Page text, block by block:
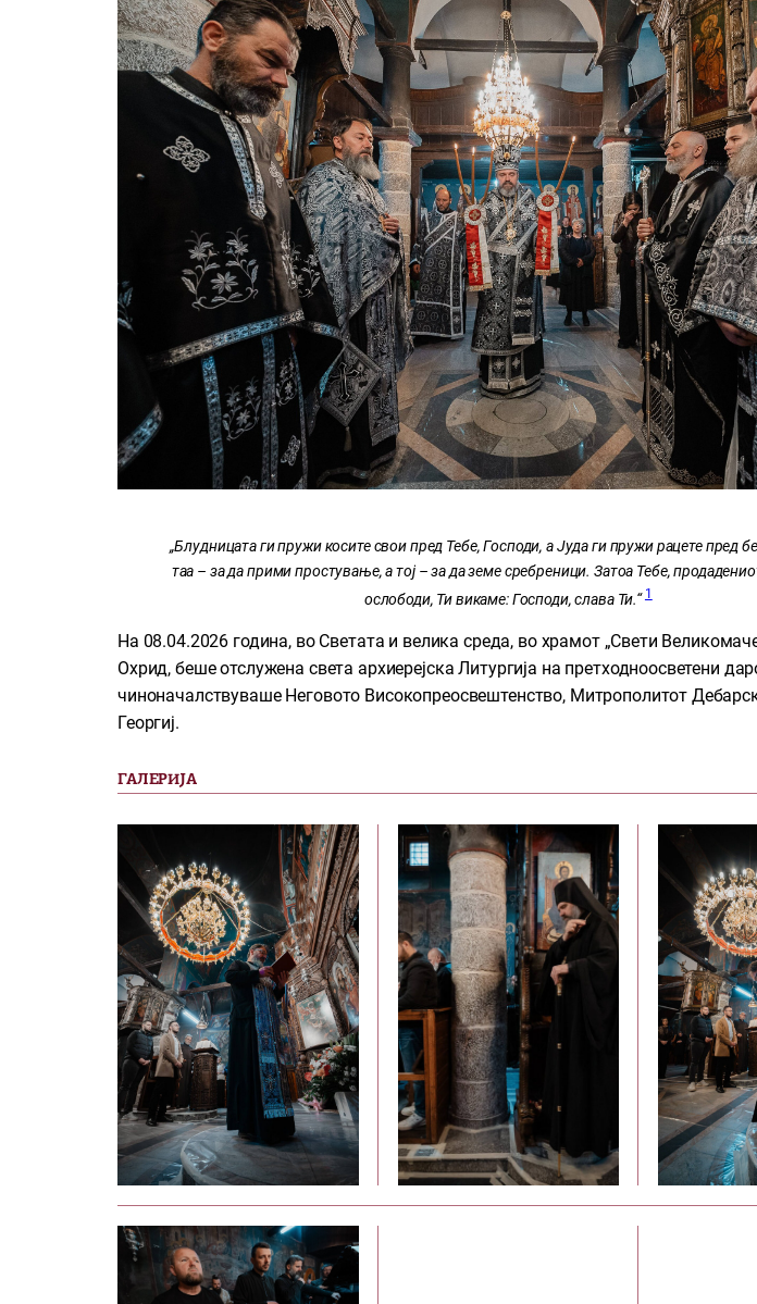
„Блудницата ги пружи косите свои пред Тебе, Господи, а Јуда ги пружи рацете пред
таа – за да прими простување, а тој – за да земе сребреници. Затоа Тебе,
ослободи, Ти викаме: Господи, слава Ти.“ 1
На 08.04.2026 година, во Светата и велика среда, во храмот „Свети
Охрид, беше отслужена света архиерејска Литургија на претходноосветени
чиноначалствуваше Неговото Високопреосвештенство, Митрополитот
Георгиј.